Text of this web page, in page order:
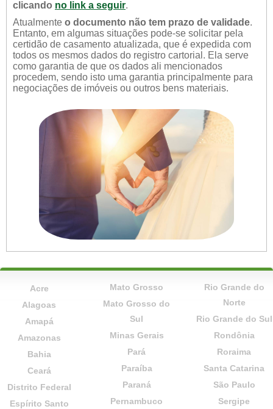
clicando no link a seguir.
Atualmente o documento não tem prazo de validade.
Entanto, em algumas situações pode-se solicitar pela
certidão de casamento atualizada, que é expedida com
todos os mesmos dados do registro cartorial. Ela serve
como garantia de que os dados ali mencionados
procedem, sendo isto uma garantia principalmente para
negociações de imóveis ou outros bens materiais.
Acre
Alagoas
Amapá
Amazonas
Bahia
Ceará
Distrito Federal
Espírito Santo
Mato Grosso
Mato Grosso do
Sul
Minas Gerais
Pará
Paraíba
Paraná
Pernambuco
Rio Grande do
Norte
Rio Grande do Sul
Rondônia
Roraima
Santa Catarina
São Paulo
Sergipe